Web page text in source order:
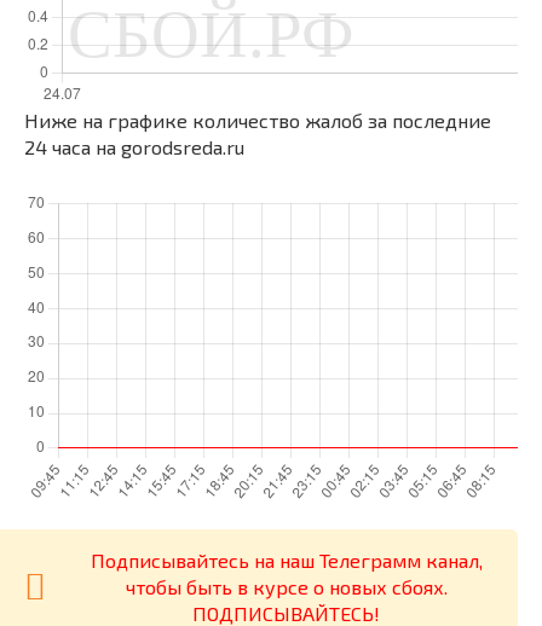
Ниже на графике количество жалоб за последние
24 часа на gorodsreda.ru
Подписывайтесь на наш Телеграмм канал,
чтобы быть в курсе о новых сбоях.
ПОДПИСЫВАЙТЕСЬ!